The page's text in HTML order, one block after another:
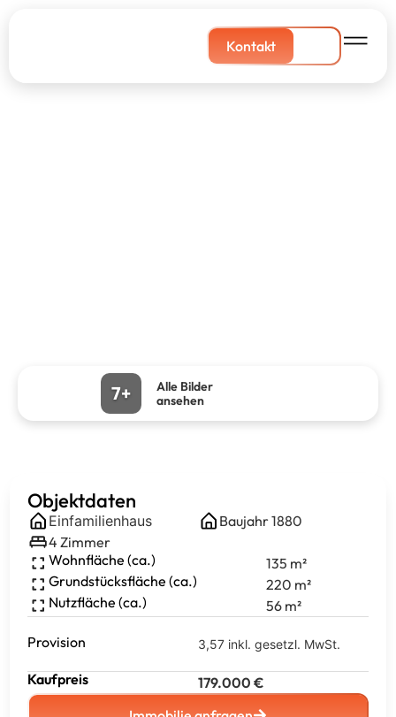
Kontakt
7+
Alle Bilder
ansehen
Objektdaten
Einfamilienhaus Baujahr1880
4 Zimmer
Wohnfläche (ca.)
135 m²
Grundstücksfläche (ca.)
220 m²
Nutzfläche (ca.)
56 m²
Provision 3,57 inkl. gesetzl. MwSt.
Kaufpreis 179.000 €